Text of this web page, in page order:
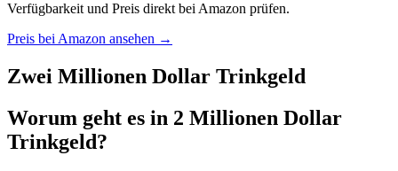
Verfügbarkeit und Preis direkt bei Amazon prüfen.
Preis bei Amazon ansehen →
Zwei Millionen Dollar Trinkgeld
Worum geht es in 2 Millionen Dollar
Trinkgeld?